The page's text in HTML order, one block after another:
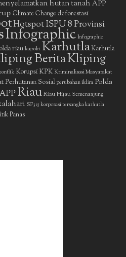
hutan tanah APP
Climate Change deforestasi
Hotspot ISPU 8 Provinsi
Infographic Infographic
riau kapolri KarhutlaKarhutla
BeritaKliping
Korupsi KPKKriminalisasi Masyarakat
Perhutanan Sosial perubahan iklim Polda
RiauRiau Hijau Semenanjung
SP3 15 korporasi tersangka karhutla
Panas